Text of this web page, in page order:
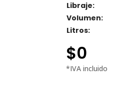
Libraje:
Volumen:
Litros:
$0